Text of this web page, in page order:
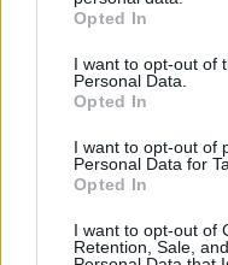
grant or deny consent
use your data for below
consent section.
Opted In
I want to opt-out of
Personal Data.
Opted In
I want to opt-out of
Personal Data for
Opted In
I want to opt-out of
Retention, Sale,
Ha ezt érzed evés